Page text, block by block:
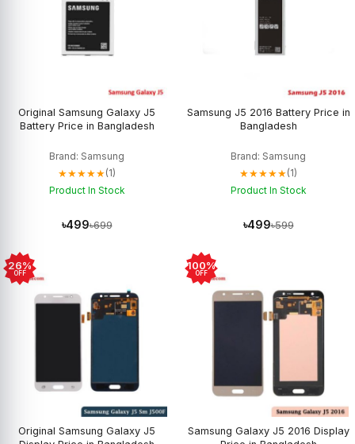
Original Samsung Galaxy J5
Battery Price in Bangladesh
Brand: Samsung
★★★★★(1)
Product In Stock
৳499৳699
Samsung J5 2016 Battery Price in
Bangladesh
Brand: Samsung
★★★★★(1)
Product In Stock
৳499৳599
26%
OFF
Original Samsung Galaxy J5
100%
OFF
Samsung Galaxy J5 2016 Display